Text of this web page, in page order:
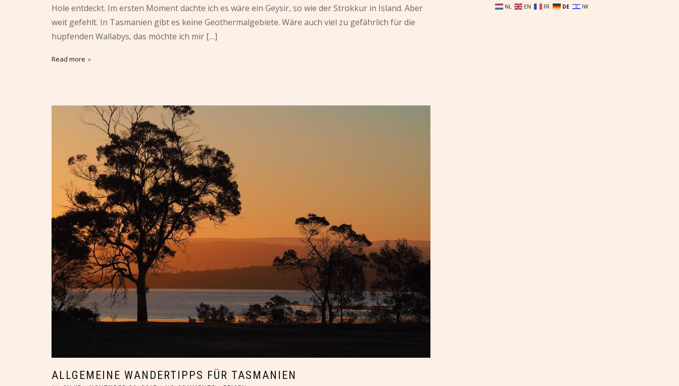
Hole entdeckt. Im ersten Moment dachte ich es wäre ein Geysir, so wie der Strokkur in Island. Aber
weit gefehlt. In Tasmanien gibt es keine Geothermalgebiete. Wäre auch viel zu gefährlich für die
hüpfenden Wallabys, das möchte ich mir […]
Read more
ALLGEMEINE WANDERTIPPS FÜR TASMANIEN
NL EN FR DE IW